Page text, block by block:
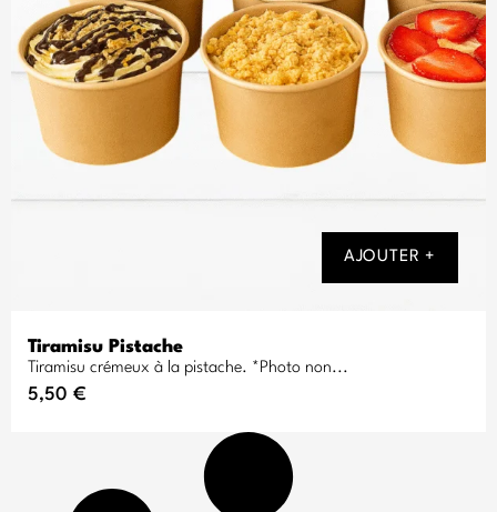
AJOUTER +
Tiramisu Pistache
Tiramisu crémeux à la pistache. *Photo non...
5,50 €